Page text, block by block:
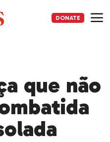
DONATE
que não